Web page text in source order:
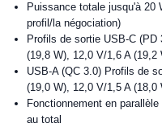
Puissance totale jusqu'à 20
profil/la négociation)
Profils de sortie USB-C
(19,8 W), 12,0 V/1,6 A (19,2
USB-A (QC 3.0) Profils de
(19,0 W), 12,0 V/1,5 A (18,0
Fonctionnement en
au total